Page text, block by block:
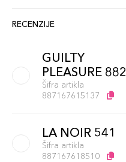
RECENZIJE
GUILTY
PLEASURE 882
Šifra artikla
887167615137
LA NOIR 541
Šifra artikla
887167618510